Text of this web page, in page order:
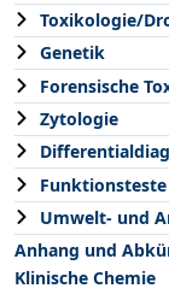
Toxikologie/
Genetik
Forensische
Zytologie
Funktionsteste
Umwelt- und
Anhang und
Klinische Chemie